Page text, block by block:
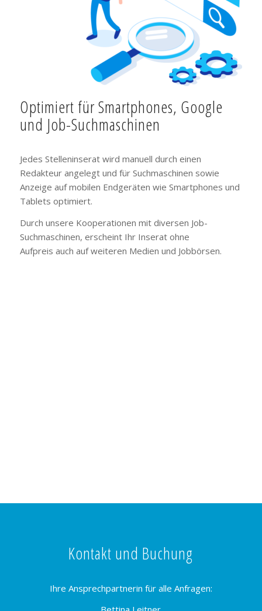
Optimiert für Smartphones, Google
und Job-Suchmaschinen
Jedes Stelleninserat wird manuell durch einen
Redakteur angelegt und für Suchmaschinen sowie
Anzeige auf mobilen Endgeräten wie Smartphones und
Tablets optimiert.
Durch unsere Kooperationen mit diversen Job-
Suchmaschinen, erscheint Ihr Inserat ohne
Aufpreis auch auf weiteren Medien und Jobbörsen.
Kontakt und Buchung
Ihre Ansprechpartnerin für alle Anfragen: